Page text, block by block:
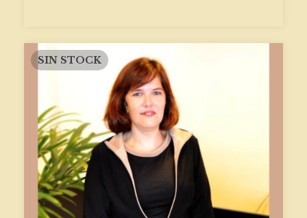
SIN STOCK